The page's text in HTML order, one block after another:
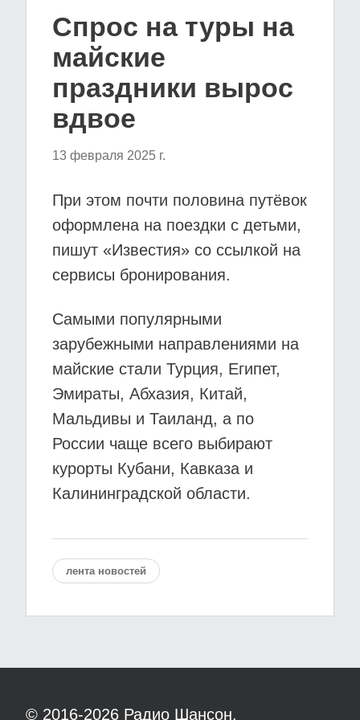
Спрос на туры на
майские
праздники вырос
вдвое
13 февраля 2025 г.
При этом почти половина путёвок
оформлена на поездки с детьми,
пишут «Известия» со ссылкой на
сервисы бронирования.
Самыми популярными
зарубежными направлениями на
майские стали Турция, Египет,
Эмираты, Абхазия, Китай,
Мальдивы и Таиланд, а по
России чаще всего выбирают
курорты Кубани, Кавказа и
Калининградской области.
лента новостей
© 2016-2026 Радио Шансон.